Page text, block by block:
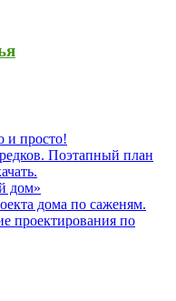
и просто!
Поэтапный план
дом»
дома по саженям.
проектирования по